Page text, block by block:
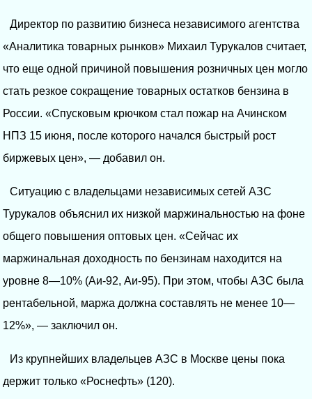
Директор по развитию бизнеса независимого агентства
«Аналитика товарных рынков» Михаил Турукалов считает,
что еще одной причиной повышения розничных цен могло
стать резкое сокращение товарных остатков бензина в
России. «Спусковым крючком стал пожар на Ачинском
НПЗ 15 июня, после которого начался быстрый рост
биржевых цен», — добавил он.
Ситуацию с владельцами независимых сетей АЗС
Турукалов объяснил их низкой маржинальностью на фоне
общего повышения оптовых цен. «Сейчас их
маржинальная доходность по бензинам находится на
уровне 8—10% (Аи-92, Аи-95). При этом, чтобы АЗС была
рентабельной, маржа должна составлять не менее 10—
12%», — заключил он.
Из крупнейших владельцев АЗС в Москве цены пока
держит только «Роснефть» (120).